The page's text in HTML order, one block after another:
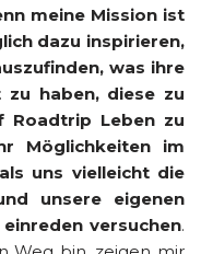
meine Mission ist
dazu inspirieren,
was ihre
haben, diese zu
Roadtrip Leben zu
Möglichkeiten im
uns vielleicht die
unsere eigenen
versuchen.